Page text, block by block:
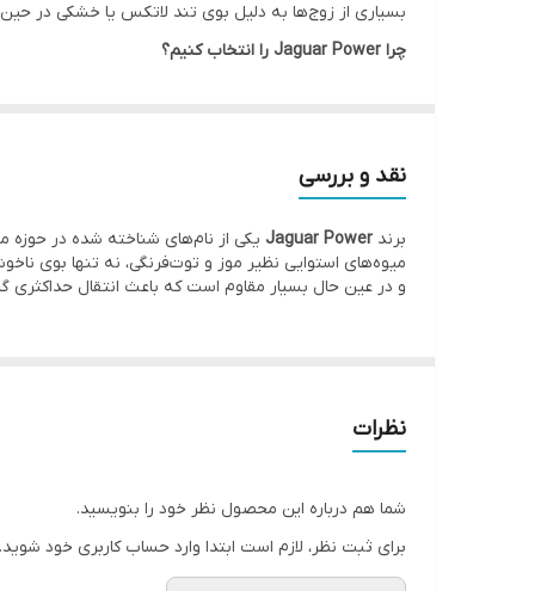
بسیاری از زوج‌ها به دلیل بوی تند لاتکس یا خشکی در حین رابطه، تمایل کمتری به استفاده از
چرا Jaguar Power را انتخاب کنیم؟
بدون ایجاد حساسیت:
لغزندگی پایدار:
نقد و بررسی
برند Jaguar Power یکی از نام‌های شناخته شده در حوزه
میوه‌های استوایی نظیر موز و توت‌فرنگی، نه تنها بوی
و در عین حال بسیار مقاوم است که باعث انتقال
نظرات
شما هم درباره این محصول نظر خود را بنویسید.
برای ثبت نظر، لازم است ابتدا وارد حساب کاربری خود شوید.